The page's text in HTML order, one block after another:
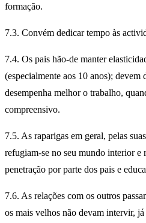
formação.
7.3. Convém dedicar tempo às
7.4. Os pais hão-de manter
(especialmente aos 10 anos); devem
desempenha melhor o trabalho,
compreensivo.
7.5. As raparigas em geral, pelas
refugiam-se no seu mundo interior e
penetração por parte dos pais e
7.6. As relações com os outros
os mais velhos não devam intervir,